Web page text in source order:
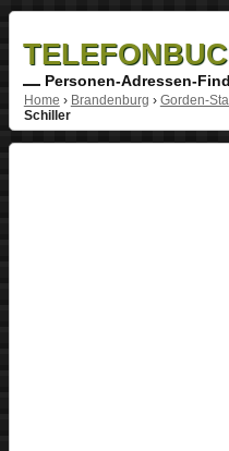
Personen-Adressen-
Home › Brandenburg › Gorden-
Schiller